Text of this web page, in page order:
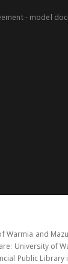
- model
Warmia and
University of
Public Library